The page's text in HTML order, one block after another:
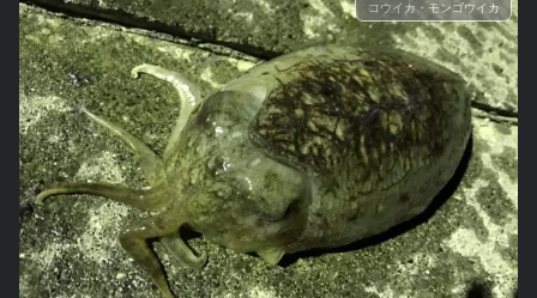
コウイカ・モンゴウイカ